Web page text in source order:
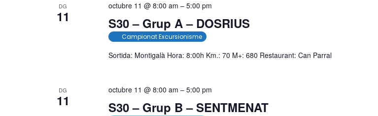
DG
11 S30 – Grup A – DOSRIUS
octubre 11 @ 8:00 am – 5:00 pm
Campionat Excursionisme
Sortida: Montigalà Hora: 8:00h Km.: 70 M+: 680 Restaurant: Can Parral
DG
11 S30 – Grup B – SENTMENAT
octubre 11 @ 8:00 am – 5:00 pm